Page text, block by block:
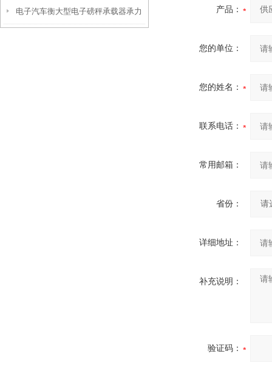
电子汽车衡大型电子磅秤承载器承力 产品：
您的单位：
您的姓名：
联系电话：
常用邮箱：
省份：
详细地址：
补充说明：
验证码：